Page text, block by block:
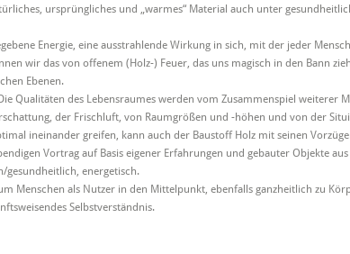
ursprüngliches und „warmes“ Material auch unter
Energie, eine ausstrahlende Wirkung in sich, mit der jeder
wir das von offenem (Holz-) Feuer, das uns magisch in den Bann
Ebenen.
Qualitäten des Lebensraumes werden vom Zusammenspiel
der Frischluft, von Raumgrößen und -höhen und von der
ineinander greifen, kann auch der Baustoff Holz mit seinen
Vortrag auf Basis eigener Erfahrungen und gebauter Objekte
gesundheitlich, energetisch.
Menschen als Nutzer in den Mittelpunkt, ebenfalls ganzheitlich zu
Selbstverständnis.